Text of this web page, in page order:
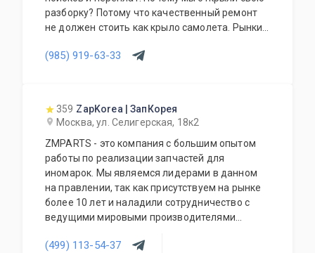
разборку? Потому что качественный ремонт
не должен стоить как крыло самолета. Рынки
отличных доноров с живыми узлами. Мы
(985) 919-63-33
359 ZapKorea | ЗапКорея
Москва, ул. Селигерская, 18к2
ZMPARTS - это компания с большим опытом
работы по реализации запчастей для
иномарок. Мы являемся лидерами в данном
на правлении, так как присутствуем на рынке
более 10 лет и наладили сотрудничество с
ведущими мировыми производителями
напрямую, минуя посредников, что
(499) 113-54-37